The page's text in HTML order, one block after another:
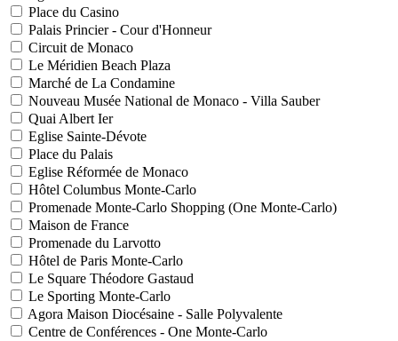
Place du Casino
Palais Princier - Cour d'Honneur
Circuit de Monaco
Le Méridien Beach Plaza
Marché de La Condamine
Nouveau Musée National de Monaco - Villa Sauber
Quai Albert Ier
Eglise Sainte-Dévote
Place du Palais
Eglise Réformée de Monaco
Hôtel Columbus Monte-Carlo
Promenade Monte-Carlo Shopping (One Monte-Carlo)
Maison de France
Promenade du Larvotto
Hôtel de Paris Monte-Carlo
Le Square Théodore Gastaud
Le Sporting Monte-Carlo
Agora Maison Diocésaine - Salle Polyvalente
Centre de Conférences - One Monte-Carlo